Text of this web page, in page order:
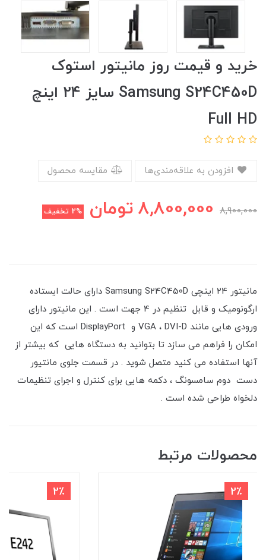
خرید و قیمت روز مانیتور استوک
Samsung S24C450D سایز 24 اینچ
Full HD
مقایسه محصول
8,900,000
8,800,000 تومان 2% تخفیف
مانیتور 24 اینچی Samsung S24C450D دارای حالت ایستاده
ارگونومیک و قابل تنظیم در 4 جهت است . این مانیتور دارای
ورودی هایی مانند VGA ، DVI-D و DisplayPort است که این
امکان را فراهم می سازد تا بتوانید به دستگاه هایی که بیشتر از
آنها استفاده می کنید متصل شوید . در قسمت جلوی مانتیور
دست دوم سامسونگ ، دکمه هایی برای کنترل و اجرای تنظیمات
دلخواه طراحی شده است .
محصولات مرتبط
2٪ 2٪